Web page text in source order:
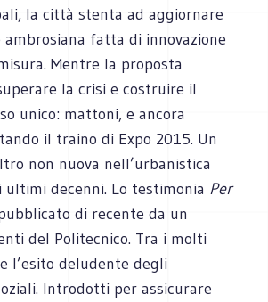
la città stenta ad aggiornare
fatta di innovazione
Mentre la proposta
la crisi e costruire il
unico: mattoni, e ancora
il traino di Expo 2015. Un
non nuova nell’urbanistica
ultimi decenni. Lo testimonia Per
di recente da un
del Politecnico. Tra i molti
l’esito deludente degli
Introdotti per assicurare